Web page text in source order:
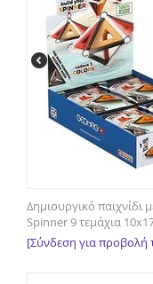
Δημιουργικό παιχνίδι
Spinner 9 τεμάχια
[Σύνδεση για προβολή